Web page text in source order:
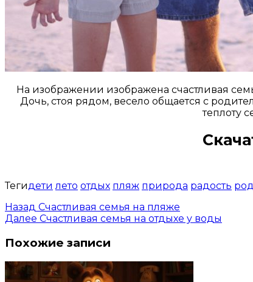
На изображении изображена счастливая
Дочь, стоя рядом, весело общается с
теплоту
Тегидети лето отдых пляж природа радость
Назад Счастливая семья на пляже
Далее Счастливая семья на отдыхе у воды
Похожие записи